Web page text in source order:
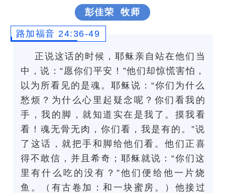
彭佳荣 牧师
路加福音 24:36-49
正说这话的时候，耶稣亲自站在他们当
中，说：“愿你们平安！”他们却惊慌害怕，
以为所看见的是魂。耶稣说：“你们为什么
愁烦？为什么心里起疑念呢？你们看我的
手，我的脚，就知道实在是我了。摸我看
看！魂无骨无肉，你们看，我是有的。”说
了这话，就把手和脚给他们看。他们正喜
得不敢信，并且希奇；耶稣就说：“你们这
里有什么吃的没有？”他们便给他一片烧
鱼。（有古卷加：和一块蜜房。）他接过